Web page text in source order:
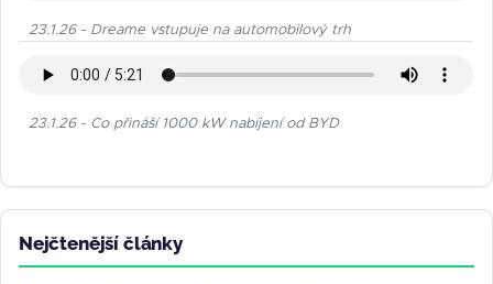
23.1.26 - Dreame vstupuje na automobilový trh
23.1.26 - Co přináší 1000 kW nabíjení od BYD
Nejčtenější články